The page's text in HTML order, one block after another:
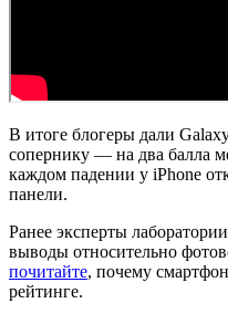
В итоге блогеры дали
сопернику — на два балла
каждом падении у iPhone
панели.
Ранее эксперты
выводы относительно
почитайте, почему
рейтинге.